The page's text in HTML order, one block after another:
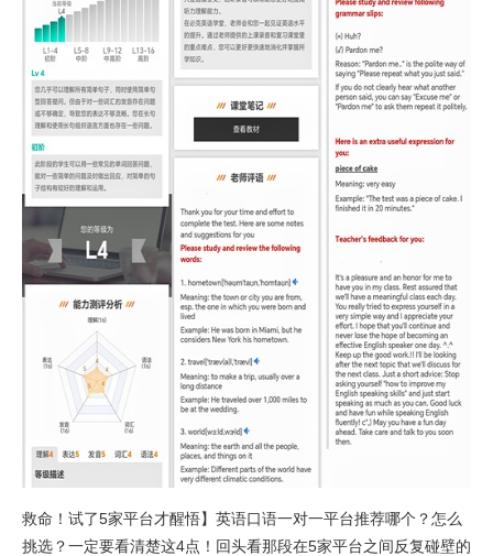
救命！试了5家平台才醒悟】英语口语一对一平台推荐哪个？怎么
挑选？一定要看清楚这4点！回头看那段在5家平台之间反复碰壁的